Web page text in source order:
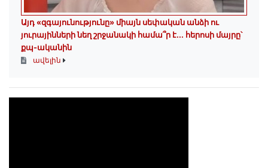
Այդ «զգայունությունը» միայն սեփական անձի ու
յուրայինների նեղ շրջանակի համա՞ր է․․․ հերոսի մայրը՝
քպ-ականին
ավելին